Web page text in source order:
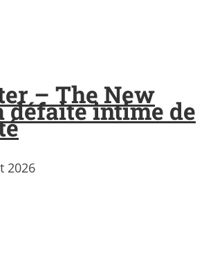
– The New
défaite intime de
2026